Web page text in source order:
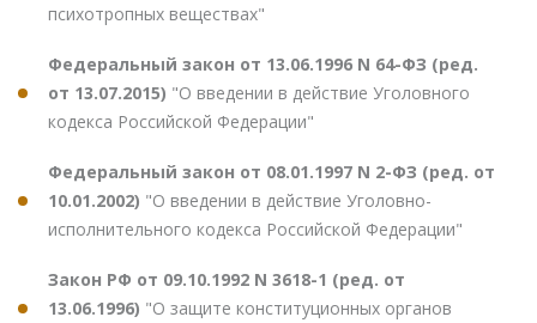
психотропных веществах"
Федеральный закон от 13.06.1996 N 64-ФЗ (ред.
от 13.07.2015) "О введении в действие Уголовного
кодекса Российской Федерации"
Федеральный закон от 08.01.1997 N 2-ФЗ (ред. от
10.01.2002) "О введении в действие Уголовно-
исполнительного кодекса Российской Федерации"
Закон РФ от 09.10.1992 N 3618-1 (ред. от
13.06.1996) "О защите конституционных органов